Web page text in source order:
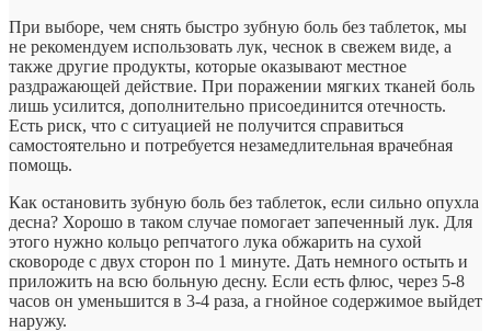
При выборе, чем снять быстро зубную боль без таблеток, мы
не рекомендуем использовать лук, чеснок в свежем виде, а
также другие продукты, которые оказывают местное
раздражающей действие. При поражении мягких тканей боль
лишь усилится, дополнительно присоединится отечность.
Есть риск, что с ситуацией не получится справиться
самостоятельно и потребуется незамедлительная врачебная
помощь.
Как остановить зубную боль без таблеток, если сильно опухла
десна? Хорошо в таком случае помогает запеченный лук. Для
этого нужно кольцо репчатого лука обжарить на сухой
сковороде с двух сторон по 1 минуте. Дать немного остыть и
приложить на всю больную десну. Если есть флюс, через 5-8
часов он уменьшится в 3-4 раза, а гнойное содержимое выйдет
наружу.